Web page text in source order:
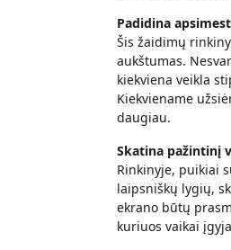
Padidina
Šis žaidimų
aukštumas.
kiekviena veikla
Kiekviename
daugiau.
Skatina pažintinį
Rinkinyje, puikiai
laipsniškų lygių,
ekrano būtų
kuriuos vaikai